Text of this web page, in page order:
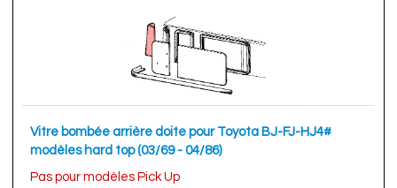
Vitre bombée arrière doite pour Toyota BJ-FJ-HJ4#
modèles hard top (03/69 - 04/86)
Pas pour modèles Pick Up